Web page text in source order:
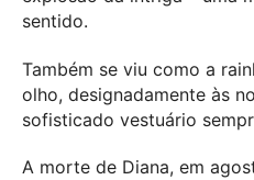
sentido.
Também se viu como a
olho, designadamente às
sofisticado vestuário
A morte de Diana, em